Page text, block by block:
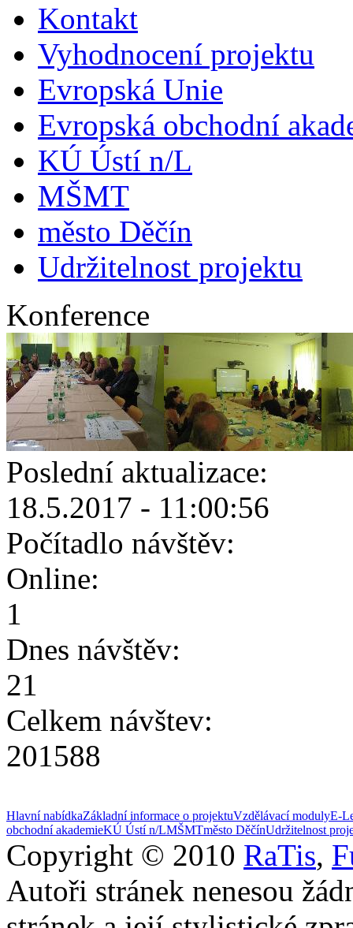
Kontakt
Vyhodnocení projektu
Evropská Unie
Evropská obchodní
KÚ Ústí n/L
MŠMT
město Děčín
Udržitelnost projektu
Konference
Poslední aktualizace:
18.5.2017 - 11:00:56
Počítadlo návštěv:
Online:
1
Dnes návštěv:
21
Celkem návštev:
201588
Hlavní nabídkaZákladní informace o projektuVzdělávací modulyE-
obchodní akademieKÚ Ústí n/LMŠMTměsto DěčínUdržitelnost
Copyright © 2010 RaTis,
Autoři stránek nenesou